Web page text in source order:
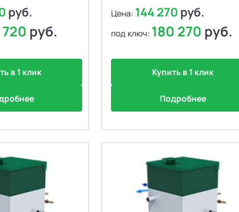
руб.
720 руб.
в 1 клик
Цена: 144 270 руб.
под ключ: 180 270 руб.
Купить в 1 клик
Подробнее